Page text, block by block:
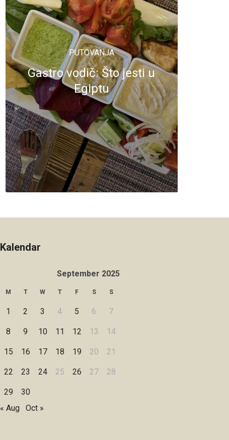
PUTOVANJA
Gastro vodič: Što jesti u
Egiptu
Kalendar
September 2025
M T W T F S S
1 2 3 4 5 6 7
8 9 10 11 12 13 14
15 16 17 18 19 20 21
22 23 24 25 26 27 28
29
30
« Aug
Oct »